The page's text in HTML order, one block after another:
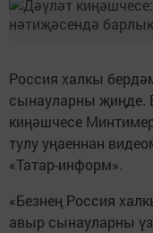
Россия халкы
сынауларны җиңде.
киңәшчесе
тулу уңаеннан
«Татар-информ».
«Безнең Россия
авыр сынауларны